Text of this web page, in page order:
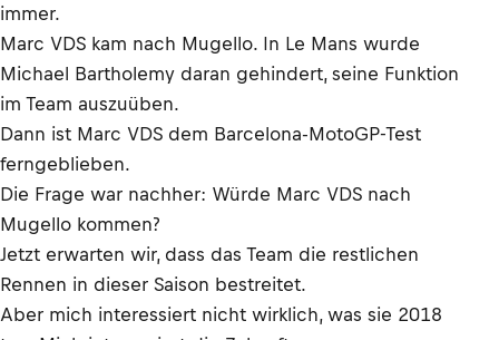
immer.
Marc VDS kam nach Mugello. In Le Mans wurde
Michael Bartholemy daran gehindert, seine Funktion
im Team auszuüben.
Dann ist Marc VDS dem Barcelona-MotoGP-Test
ferngeblieben.
Die Frage war nachher: Würde Marc VDS nach
Mugello kommen?
Jetzt erwarten wir, dass das Team die restlichen
Rennen in dieser Saison bestreitet.
Aber mich interessiert nicht wirklich, was sie 2018